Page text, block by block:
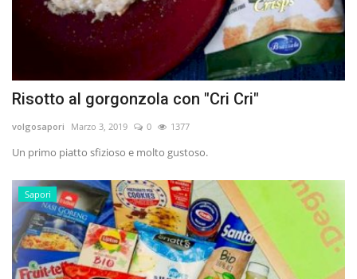
Risotto al gorgonzola con "Cri Cri"
volgosapori Marzo 3, 2019 0 1377
Un primo piatto sfizioso e molto gustoso.
Sapori